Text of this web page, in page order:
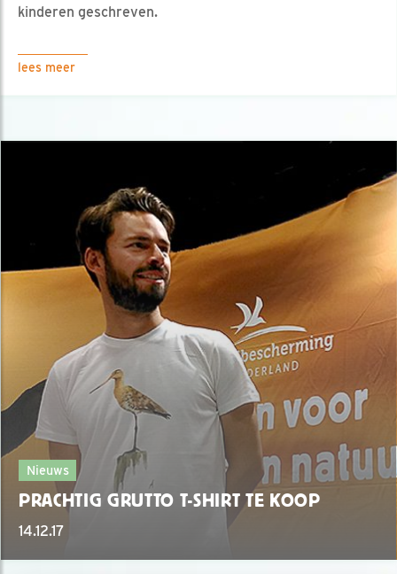
kinderen geschreven.
lees meer
Nieuws
PRACHTIG GRUTTO T-SHIRT TE KOOP
14.12.17